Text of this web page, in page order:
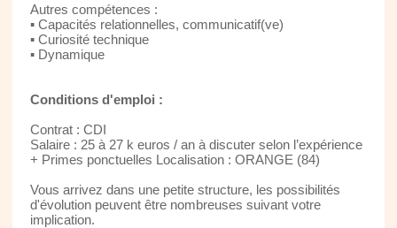
Autres compétences :
▪ Capacités relationnelles, communicatif(ve)
▪ Curiosité technique
▪ Dynamique
Conditions d'emploi :
Contrat : CDI
Salaire : 25 à 27 k euros / an à discuter selon l’expérience
+ Primes ponctuelles Localisation : ORANGE (84)
Vous arrivez dans une petite structure, les possibilités
d'évolution peuvent être nombreuses suivant votre
implication.